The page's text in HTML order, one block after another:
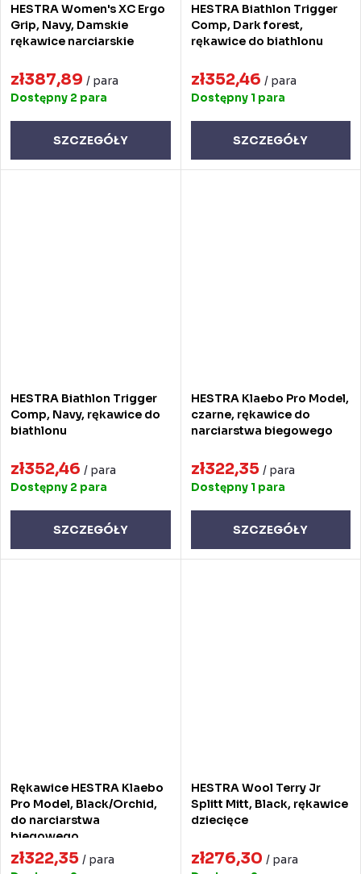
HESTRA Women's XC Ergo
Grip, Navy, Damskie
rękawice narciarskie
zł387,89 / para
Dostępny 2 para
SZCZEGÓŁY
HESTRA Biathlon Trigger
Comp, Dark forest,
rękawice do biathlonu
zł352,46 / para
Dostępny 1 para
SZCZEGÓŁY
HESTRA Biathlon Trigger
Comp, Navy, rękawice do
biathlonu
zł352,46 / para
Dostępny 2 para
SZCZEGÓŁY
HESTRA Klaebo Pro Model,
czarne, rękawice do
narciarstwa biegowego
zł322,35 / para
Dostępny 1 para
SZCZEGÓŁY
Rękawice HESTRA Klaebo
Pro Model, Black/Orchid,
do narciarstwa
biegowego
zł322,35 / para
HESTRA Wool Terry Jr
Splitt Mitt, Black, rękawice
dziecięce
zł276,30 / para